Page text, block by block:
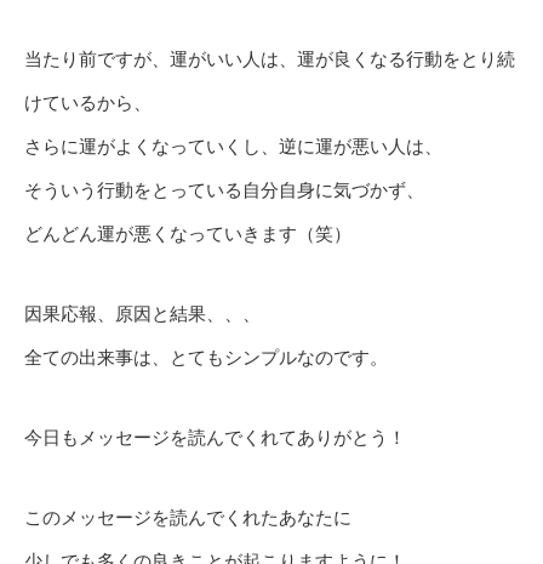
当たり前ですが、運がいい人は、運が良くなる行動をとり続
けているから、
さらに運がよくなっていくし、逆に運が悪い人は、
そういう行動をとっている自分自身に気づかず、
どんどん運が悪くなっていきます（笑）
因果応報、原因と結果、、、
全ての出来事は、とてもシンプルなのです。
今日もメッセージを読んでくれてありがとう！
このメッセージを読んでくれたあなたに